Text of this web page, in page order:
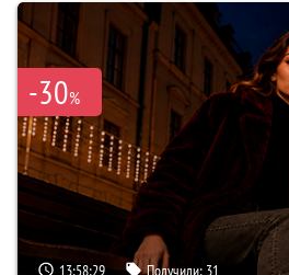
-30%
13:58:28 Получили: 31